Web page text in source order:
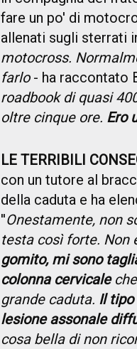
fare un po' di
allenati sugli sterrati
motocross.
farlo- ha raccontato
roadbook di quasi
oltre cinque ore. Ero
LE TERRIBILI
con un tutore al
della caduta e ha
''Onestamente, non
testa così forte. Non
gomito, mi sono
colonna cervicale
grande caduta. Il
lesione assonale
cosa bella di non